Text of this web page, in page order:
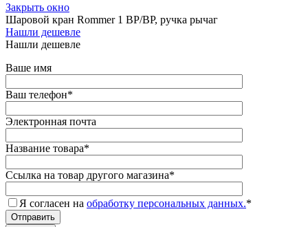
Закрыть окно
Шаровой кран Rommer 1 ВР/ВР, ручка рычаг
Нашли дешевле
Нашли дешевле
Ваше имя
Ваш телефон*
Электронная почта
Название товара*
Ссылка на товар другого магазина*
Я согласен на обработку персональных данных.*